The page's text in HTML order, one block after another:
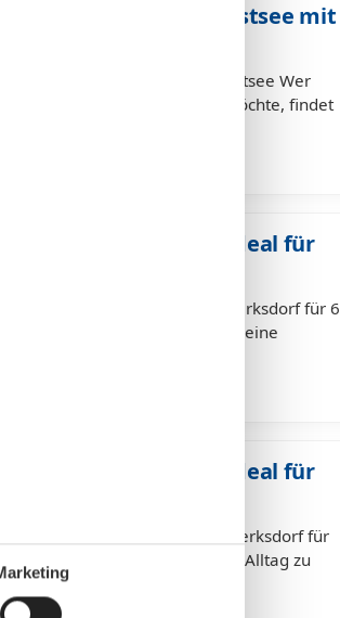
– Urlaub an der Ostsee mit
Hund in Sierksdorf an der Ostsee Wer
Vierbeiner verbringen möchte, findet
für 6 Personen – Ideal für
in einer Ferienwohnung in Sierksdorf für 6
mit Familie oder Freunden ist eine
für 2 Personen – Ideal für
in einer Ferienwohnung in Sierksdorf für
die perfekte Gelegenheit, dem Alltag zu
und neue Eindrücke…